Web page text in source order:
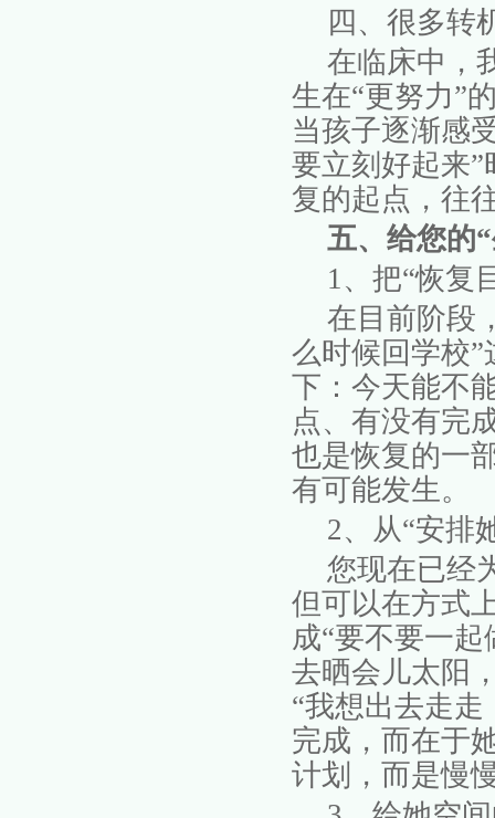
四、很多转
在临床中，
生在“更努力”
当孩子逐渐感
要立刻好起来
复的起点，往
五、给您的
1、 把“恢复
在目前阶段
么时候回学校
下：今天能不
点、有没有完
也是恢复的一
有可能发生。
2、 从“安排
您现在已经
但可以在方式
成“要不要一起
去晒会儿太阳
“我想出去走
完成，而在于
计划，而是慢